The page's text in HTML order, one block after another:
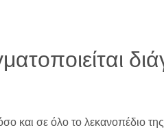
και σε όλο το λεκανοπέδιο της